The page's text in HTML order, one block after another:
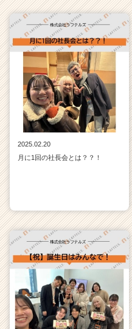
2025.02.20
月に1回の社長会とは？？！